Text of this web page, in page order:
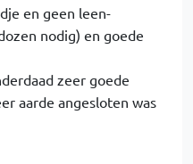
en geen leen-
nodig) en goede
zeer goede
aarde angesloten was